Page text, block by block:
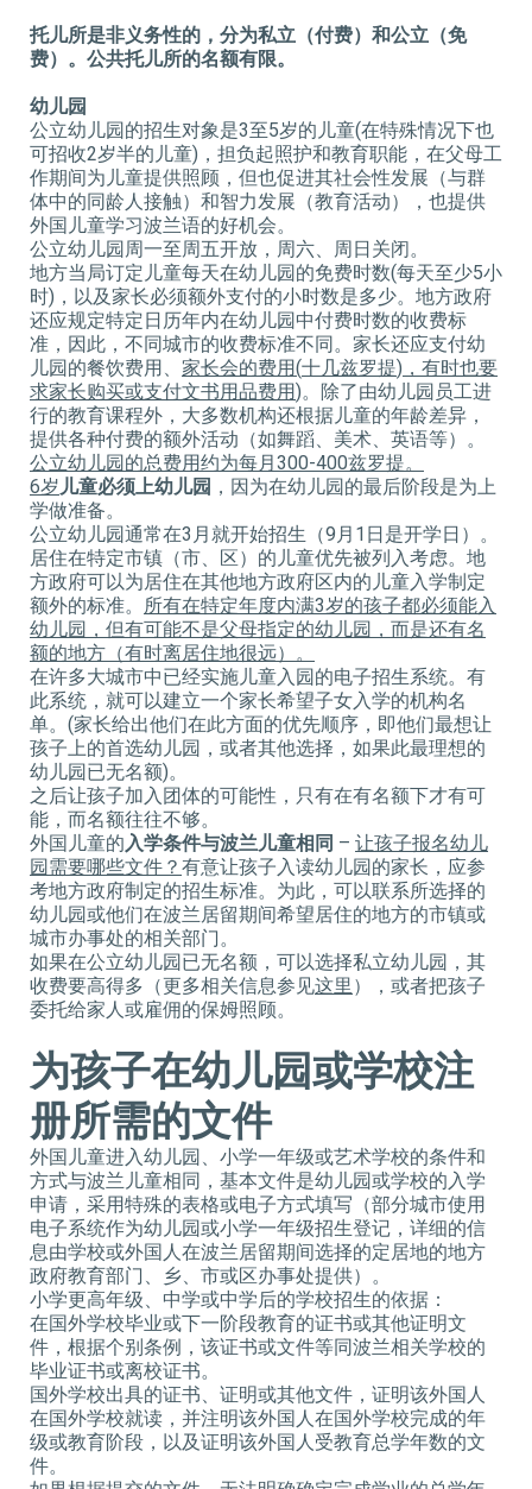
托儿所是非义务性的，分为私立（付费）和公立（免
费）。公共托儿所的名额有限。
幼儿园
公立幼儿园的招生对象是3至5岁的儿童(在特殊情况下也
可招收2岁半的儿童)，担负起照护和教育职能，在父母工
作期间为儿童提供照顾，但也促进其社会性发展（与群
体中的同龄人接触）和智力发展（教育活动），也提供
外国儿童学习波兰语的好机会。
公立幼儿园周一至周五开放，周六、周日关闭。
地方当局订定儿童每天在幼儿园的免费时数(每天至少5小
时)，以及家长必须额外支付的小时数是多少。地方政府
还应规定特定日历年内在幼儿园中付费时数的收费标
准，因此，不同城市的收费标准不同。家长还应支付幼
儿园的餐饮费用、 家长会的费用(十几兹罗提) ，有时也要
求家长购买或支付文书用品费用)。除了由幼儿园员工进
行的教育课程外，大多数机构还根据儿童的年龄差异，
提供各种付费的额外活动（如舞蹈、美术、英语等）。
公立幼儿园的总费用约为每月300-400兹罗提。
6岁儿童必须上幼儿园 ，因为在幼儿园的最后阶段是为上
学做准备。
公立幼儿园通常在3月就开始招生（9月1日是开学日）。
居住在特定市镇（市、区）的儿童优先被列入考虑。地
方政府可以为居住在其他地方政府区内的儿童入学制定
额外的标准。 所有在特定年度内满3岁的孩子都必须能入
幼儿园，但有可能不是父母指定的幼儿园，而是还有名
额的地方（有时离居住地很远）。
在许多大城市中已经实施儿童入园的电子招生系统。有
此系统，就可以建立一个家长希望子女入学的机构名
单。(家长给出他们在此方面的优先顺序，即他们最想让
孩子上的首选幼儿园，或者其他选择，如果此最理想的
幼儿园已无名额)。
之后让孩子加入团体的可能性，只有在有名额下才有可
能，而名额往往不够。
外国儿童的入学条件与波兰儿童相同 – 让孩子报名幼儿
园需要哪些文件？ 有意让孩子入读幼儿园的家长，应参
考地方政府制定的招生标准。为此，可以联系所选择的
幼儿园或他们在波兰居留期间希望居住的地方的市镇或
城市办事处的相关部门。
如果在公立幼儿园已无名额，可以选择私立幼儿园，其
收费要高得多（更多相关信息参见这里 ），或者把孩子
委托给家人或雇佣的保姆照顾。
为孩子在幼儿园或学校注
册所需的文件
外国儿童进入幼儿园、小学一年级或艺术学校的条件和
方式与波兰儿童相同，基本文件是幼儿园或学校的入学
申请，采用特殊的表格或电子方式填写（部分城市使用
电子系统作为幼儿园或小学一年级招生登记，详细的信
息由学校或外国人在波兰居留期间选择的定居地的地方
政府教育部门、乡、市或区办事处提供）。
小学更高年级、中学或中学后的学校招生的依据：
在国外学校毕业或下一阶段教育的证书或其他证明文
件，根据个别条例，该证书或文件等同波兰相关学校的
毕业证书或离校证书。
国外学校出具的证书、证明或其他文件，证明该外国人
在国外学校就读，并注明该外国人在国外学校完成的年
级或教育阶段，以及证明该外国人受教育总学年数的文
件。